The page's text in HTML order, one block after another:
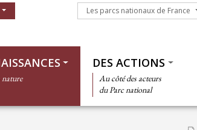
Les parcs nationaux de France
Les parcs nationaux de France
nature
DES ACTIONS
Au côté des acteurs
du Parc national